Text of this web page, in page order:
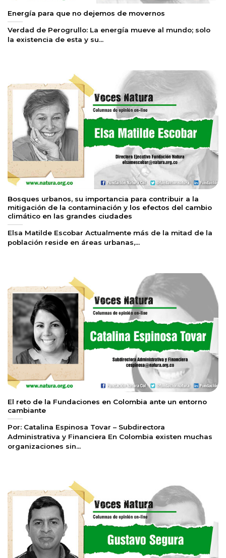
Energía para que no dejemos de movernos
Verdad de Perogrullo: La energía mueve al mundo; solo
la existencia de esta y su...
Bosques urbanos, su importancia para contribuir a la
mitigación de la contaminación y los efectos del cambio
climático en las grandes ciudades
Elsa Matilde Escobar Actualmente más de la mitad de la
población reside en áreas urbanas,...
El reto de la Fundaciones en Colombia ante un entorno
cambiante
Por: Catalina Espinosa Tovar – Subdirectora
Administrativa y Financiera En Colombia existen muchas
organizaciones sin...